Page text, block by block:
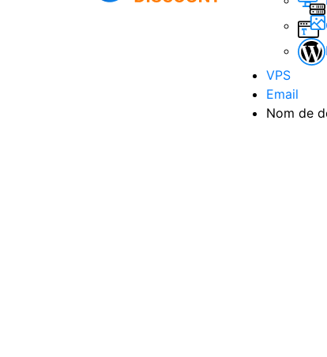
VPS
Email
Nom de